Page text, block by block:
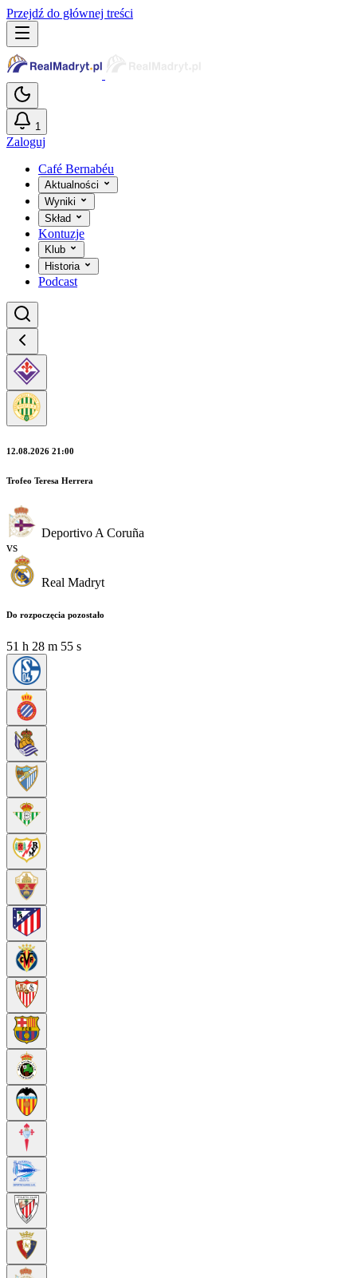
Przejdź do głównej treści
1
Zaloguj
Café Bernabéu
Aktualności
Wyniki
Skład
Kontuzje
Klub
Historia
Podcast
12.08.2026 21:00
Trofeo Teresa Herrera
Deportivo A Coruña
vs
Real Madryt
Do rozpoczęcia pozostało
51 h 28 m 54 s